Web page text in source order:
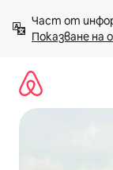
към
съдържанието
Показване на